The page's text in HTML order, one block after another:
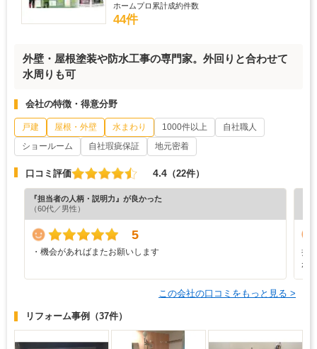
ホームプロ累計成約件数
44件
外壁・屋根塗装や防水工事の専門家。外回りと合わせて
水周りも可
会社の特徴・得意分野
戸建 屋根・外壁 水まわり 1000件以上
自社職人
ショールーム
自社瑕疵保証 地元密着
口コミ評価 4.4 （22件）
『担当者の人柄・説明力』が良かった
（60代／男性）
5
・機会があればまたお願いします
担
が
この会社の口コミをもっと見る >
リフォーム事例 （37件）